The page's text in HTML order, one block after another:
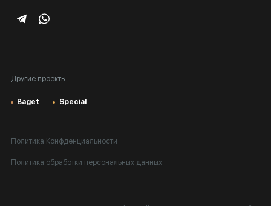
Другие проекты:
Baget Special
Политика Конфденциальности
Политика обработки персональных данных